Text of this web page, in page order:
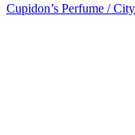
Cupidon’s Perfume /